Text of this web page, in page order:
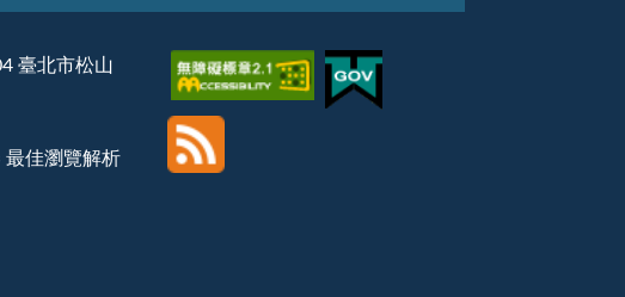
臺北市松山
最佳瀏覽解析